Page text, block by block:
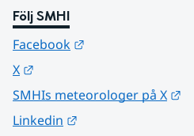
Följ SMHI
Facebook
X
SMHIs meteorologer på X
Linkedin